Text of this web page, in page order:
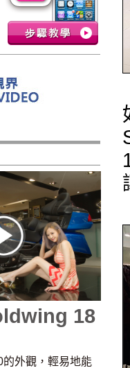
18
外觀，輕易地能